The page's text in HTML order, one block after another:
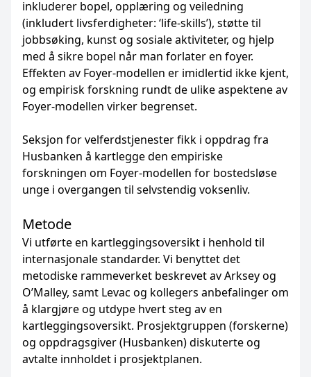
inkluderer bopel, opplæring og veiledning
(inkludert livsferdigheter: ‘life-skills’), støtte til
jobbsøking, kunst og sosiale aktiviteter, og hjelp
med å sikre bopel når man forlater en foyer.
Effekten av Foyer-modellen er imidlertid ikke kjent,
og empirisk forskning rundt de ulike aspektene av
Foyer-modellen virker begrenset.
Seksjon for velferdstjenester fikk i oppdrag fra
Husbanken å kartlegge den empiriske
forskningen om Foyer-modellen for bostedsløse
unge i overgangen til selvstendig voksenliv.
Metode
Vi utførte en kartleggingsoversikt i henhold til
internasjonale standarder. Vi benyttet det
metodiske rammeverket beskrevet av Arksey og
O’Malley, samt Levac og kollegers anbefalinger om
å klargjøre og utdype hvert steg av en
kartleggingsoversikt. Prosjektgruppen (forskerne)
og oppdragsgiver (Husbanken) diskuterte og
avtalte innholdet i prosjektplanen.